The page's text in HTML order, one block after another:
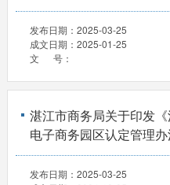
发布日期： 2025-03-25
成文日期： 2025-01-25
文 号：
湛江市商务局关于印发
电子商务园区认定管理
发布日期： 2025-03-25